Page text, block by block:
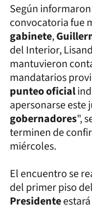
Según
convocatoria fue
gabinete,
del Interior,
mantuvieron
mandatarios
punteo oficial
apersonarse este
gobernadores",
terminen de
miércoles.
El encuentro se
del primer piso
Presidenteestará